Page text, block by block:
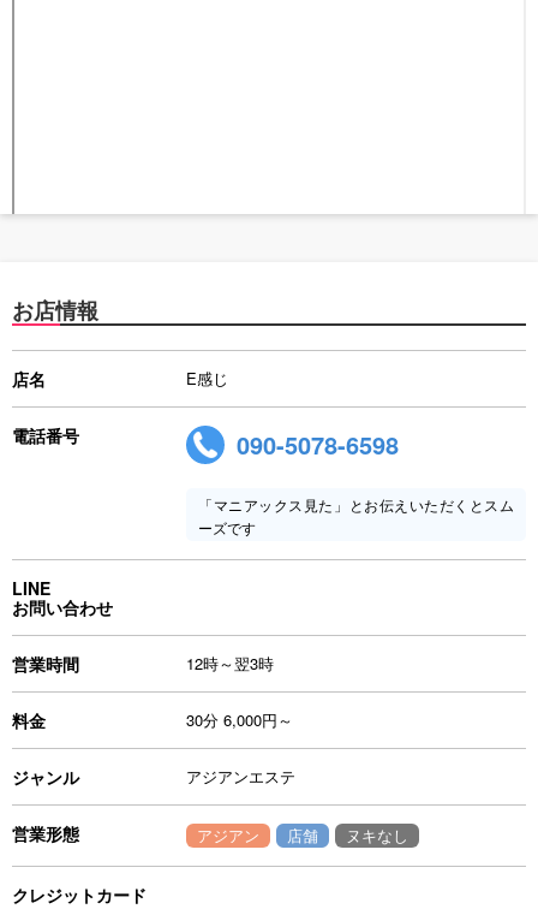
お店情報
店名 E感じ
電話番号 090-5078-6598
「マニアックス見た」とお伝えいただくとスム
ーズです
LINE
お問い合わせ
営業時間 12時～翌3時
料金 30分 6,000円～
ジャンル アジアンエステ
営業形態 アジアン 店舗 ヌキなし
クレジットカード